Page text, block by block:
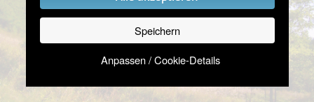
Speichern
Anpassen / Cookie-Details